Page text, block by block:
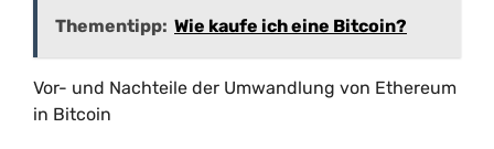
Thementipp: Wie kaufe ich eine Bitcoin?
Vor- und Nachteile der Umwandlung von Ethereum
in Bitcoin